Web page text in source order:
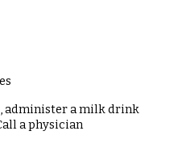
administer a milk drink
a physician